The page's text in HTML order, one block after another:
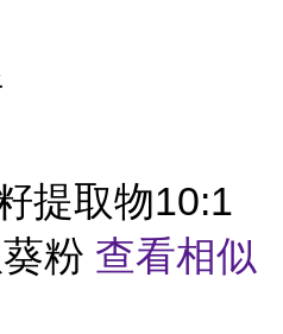
提取物10:1
粉 查看相似